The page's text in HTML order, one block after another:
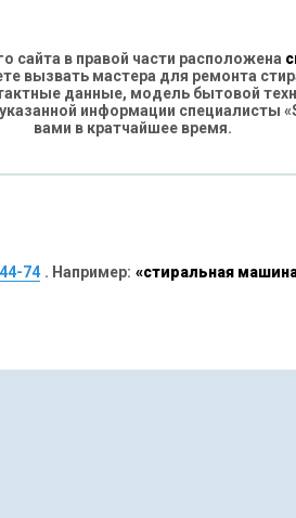
сайта в правой части расположена
вызвать мастера для ремонта
данные, модель бытовой
информации специалисты
вами в кратчайшее время.
74 . Например: «стиральная